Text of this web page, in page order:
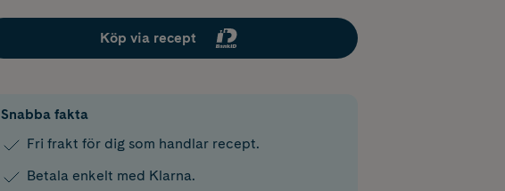
Köp via recept
Snabba fakta
Fri frakt för dig som handlar recept.
Betala enkelt med Klarna.